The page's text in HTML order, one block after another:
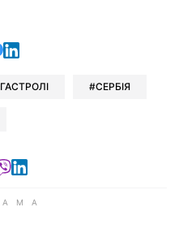
у Facebook
у Xу Viber
у Whatsapp
відправити у Messenger
відправити у LinkedIn
ГАСТРОЛІ СЕРБІЯ
Telegram
у Facebook
у X у Google news
Читайте у Viber
Читайте у LinkedIn